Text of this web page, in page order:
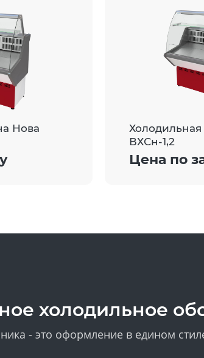
Нова
ВХСн-1,2
Цена по
холодильное
- это оформление в едином